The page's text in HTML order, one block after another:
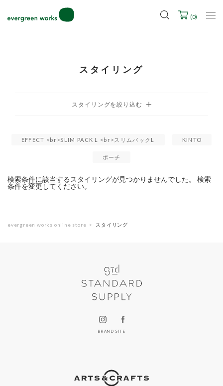
2027年ご入学用ランドセル受注会スケジュール
(0)
スタイリング
EFFECT <br>SLIM PACK L <br>スリムパックL KINTO
ポーチ
検索条件に該当するスタイリングが見つかりませんでした。 検索
条件を変更してください。
evergreen works online store スタイリング
BRAND SITE